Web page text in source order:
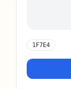
1F7E4